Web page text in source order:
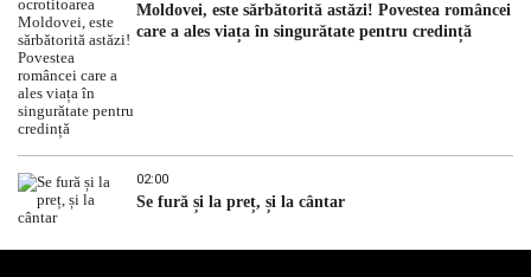
Moldovei, este sărbătorită astăzi! Povestea româncei
care a ales viața în singurătate pentru credință
02:00
Se fură și la preț, și la cântar